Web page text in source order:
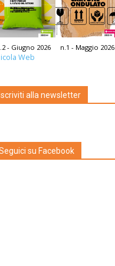
- Giugno 2026 n.1 - Maggio 2026
Web
alla newsletter
su Facebook